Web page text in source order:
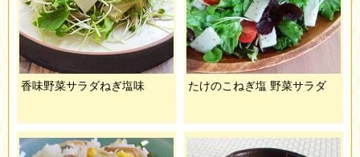
香味野菜サラダねぎ塩味 たけのこねぎ塩 野菜サラダ